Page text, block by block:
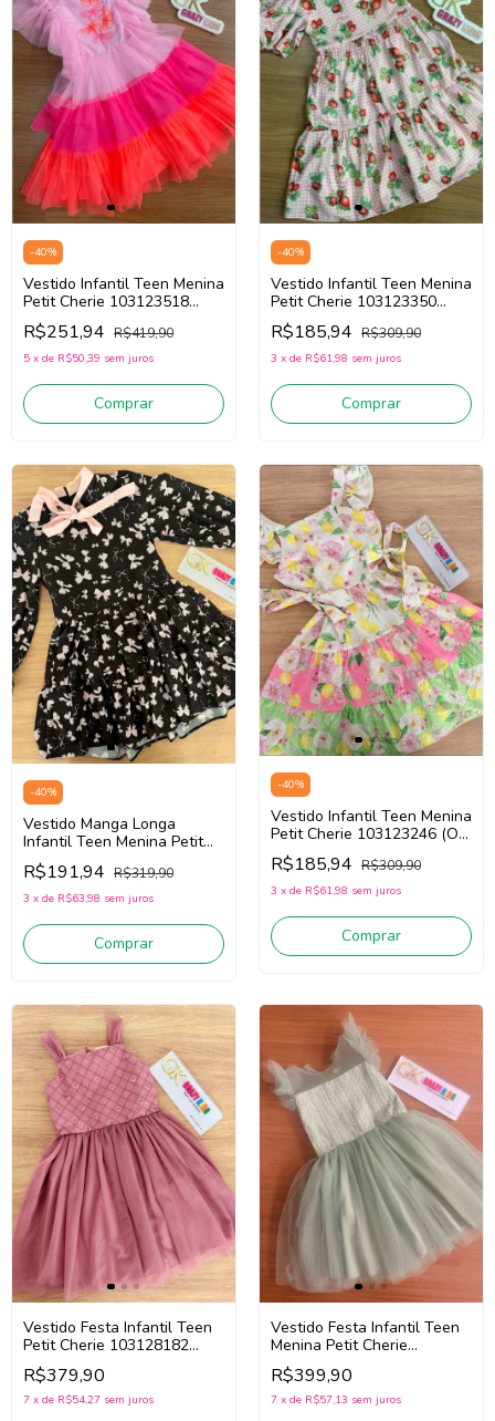
-40%
Vestido Infantil Teen Menina
Petit Cherie 103123518
(Rosa/Pink)
R$251,94 R$419,90
5 x de R$50,39 sem juros
Comprar
-40%
Vestido Infantil Teen Menina
Petit Cherie 103123350
(Rosa/Verde/Vermelho)
R$185,94 R$309,90
3 x de R$61,98 sem juros
Comprar
-40%
Vestido Manga Longa
Infantil Teen Menina Petit
Cherie 103124392 (Preto)
R$191,94 R$319,90
3 x de R$63,98 sem juros
Comprar
-40%
Vestido Infantil Teen Menina
Petit Cherie 103123246 (Off
White/Rosa/Verde)
R$185,94 R$309,90
3 x de R$61,98 sem juros
Comprar
Vestido Festa Infantil Teen
Petit Cherie 103128182
(Rosa)
R$379,90
7 x de R$54,27 sem juros
Vestido Festa Infantil Teen
Menina Petit Cherie
103128230 (Verde)
R$399,90
7 x de R$57,13 sem juros